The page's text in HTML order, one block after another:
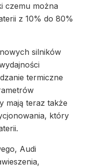
czemu można
z 10% do 80%
silników
termiczne
mają teraz także
który
Audi